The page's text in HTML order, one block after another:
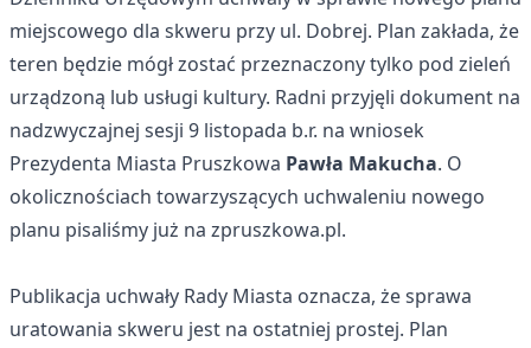
miejscowego dla skweru przy ul. Dobrej. Plan zakłada, że
teren będzie mógł zostać przeznaczony tylko pod zieleń
urządzoną lub usługi kultury. Radni przyjęli dokument na
nadzwyczajnej sesji 9 listopada b.r. na wniosek
Prezydenta Miasta Pruszkowa Pawła Makucha. O
okolicznościach towarzyszących uchwaleniu nowego
planu pisaliśmy już na zpruszkowa.pl.
Publikacja uchwały Rady Miasta oznacza, że sprawa
uratowania skweru jest na ostatniej prostej. Plan